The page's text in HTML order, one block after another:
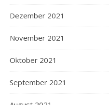
Dezember 2021
November 2021
Oktober 2021
September 2021